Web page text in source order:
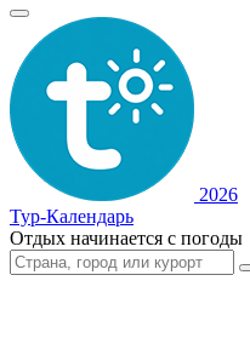
2026
Тур-Календарь
Отдых начинается с погоды